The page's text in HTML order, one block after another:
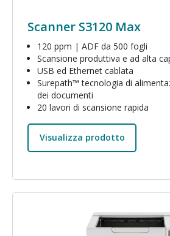
Scanner S3120 Max
120 ppm | ADF da 500 fogli
Scansione produttiva e ad alta
USB ed Ethernet cablata
Surepath™ tecnologia di
dei documenti
20 lavori di scansione rapida
Visualizza prodotto
Immagine